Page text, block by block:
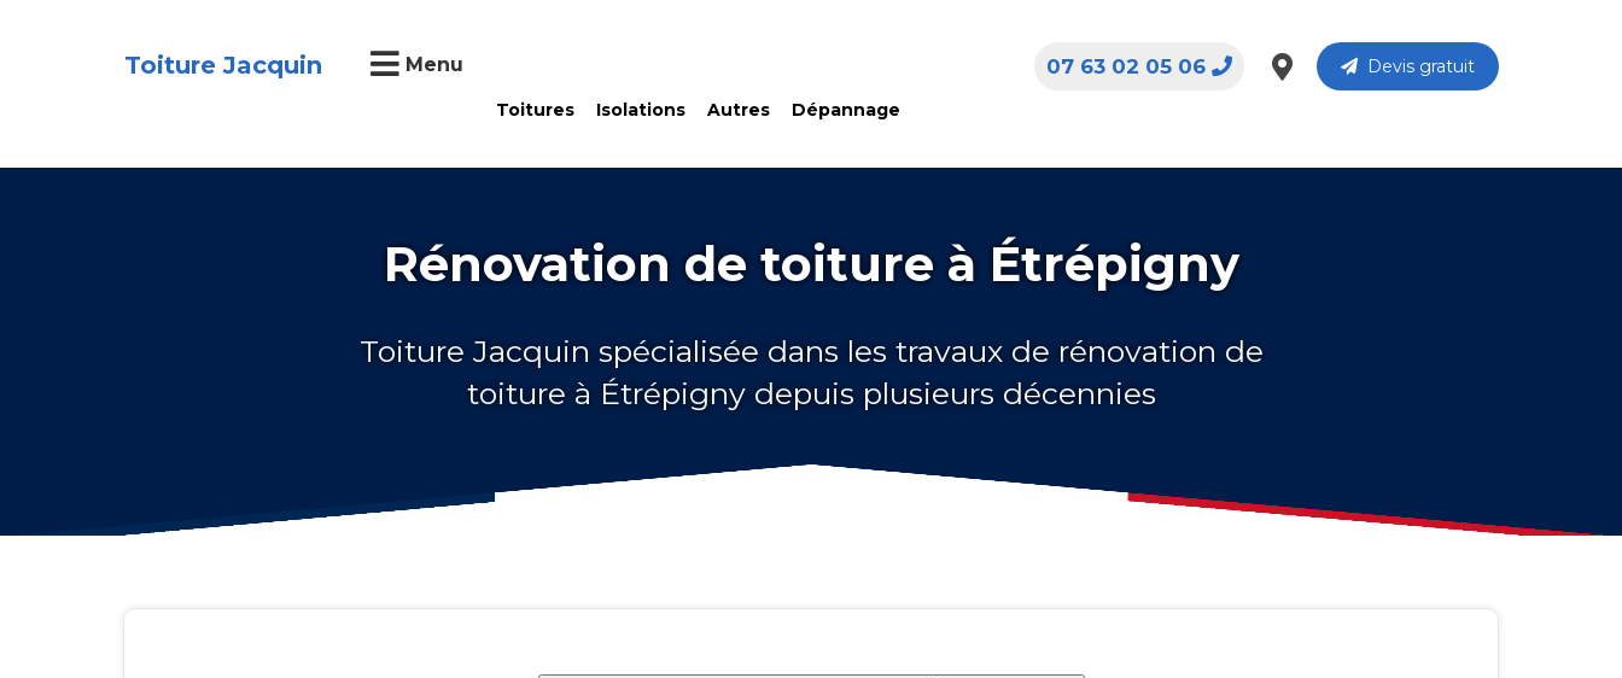
Toiture Jacquin Menu
Toitures Isolations Autres Dépannage
Devis gratuit
07 63 02 05 06
Rénovation de toiture à Étrépigny
Toiture Jacquin spécialisée dans les travaux de rénovation de
toiture à Étrépigny depuis plusieurs décennies